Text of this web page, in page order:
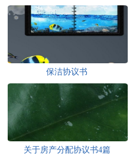
保洁协议书
关于房产分配协议书4篇